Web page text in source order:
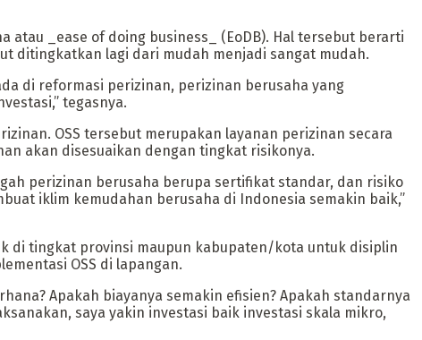
atau _ease of doing business_ (EoDB). Hal tersebut berarti
ditingkatkan lagi dari mudah menjadi sangat mudah.
di reformasi perizinan, perizinan berusaha yang
tegasnya.
OSS tersebut merupakan layanan perizinan secara
akan disesuaikan dengan tingkat risikonya.
perizinan berusaha berupa sertifikat standar, dan risiko
iklim kemudahan berusaha di Indonesia semakin baik,”
di tingkat provinsi maupun kabupaten/kota untuk disiplin
OSS di lapangan.
Apakah biayanya semakin efisien? Apakah standarnya
saya yakin investasi baik investasi skala mikro,